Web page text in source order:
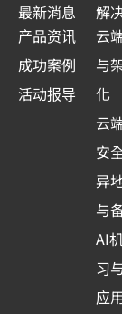
最新消息
产品资讯
成功案例
活动报导
解
云
与
化
云
安
异
与
AI
习
应